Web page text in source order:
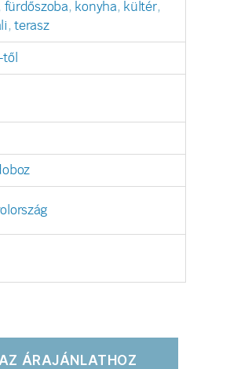
fürdőszoba, konyha, kültér,
,terasz
ÁRAJÁNLATHOZ